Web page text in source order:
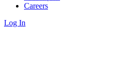
Careers
Log In